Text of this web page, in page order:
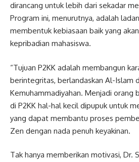
dirancang untuk lebih dari sekadar
Program ini, menurutnya, adalah
membentuk kebiasaan baik yang
kepribadian mahasiswa.
“Tujuan P2KK adalah membangun
berintegritas, berlandaskan Al-Islam
Kemuhammadiyahan. Menjadi orang
di P2KK hal-hal kecil dipupuk untuk
yang dapat membantu proses
Zen dengan nada penuh keyakinan.
Tak hanya memberikan motivasi, Dr.